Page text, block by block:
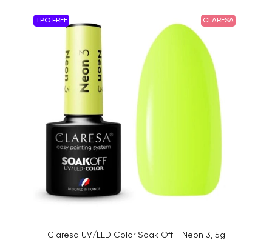
TPO FREE CLARESA
Claresa UV/LED Color Soak Off - Neon 3, 5g